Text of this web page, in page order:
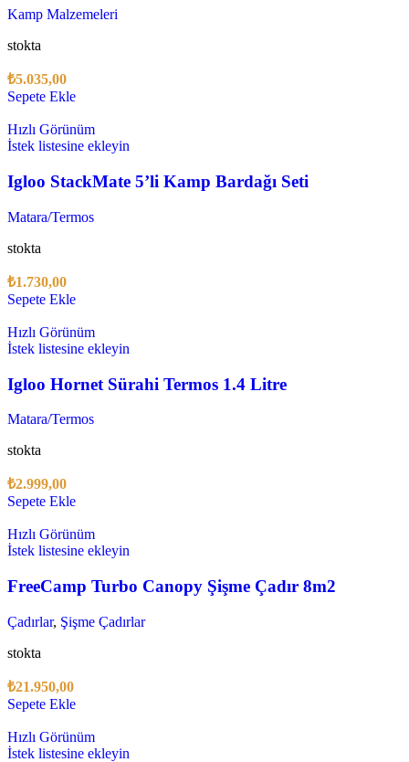
Kamp Malzemeleri
stokta
₺5.035,00
Sepete Ekle
Hızlı Görünüm
İstek listesine ekleyin
Igloo StackMate 5’li Kamp Bardağı Seti
Matara/Termos
stokta
₺1.730,00
Sepete Ekle
Hızlı Görünüm
İstek listesine ekleyin
Igloo Hornet Sürahi Termos 1.4 Litre
Matara/Termos
stokta
₺2.999,00
Sepete Ekle
Hızlı Görünüm
İstek listesine ekleyin
FreeCamp Turbo Canopy Şişme Çadır 8m2
Çadırlar, Şişme Çadırlar
stokta
₺21.950,00
Sepete Ekle
Hızlı Görünüm
İstek listesine ekleyin